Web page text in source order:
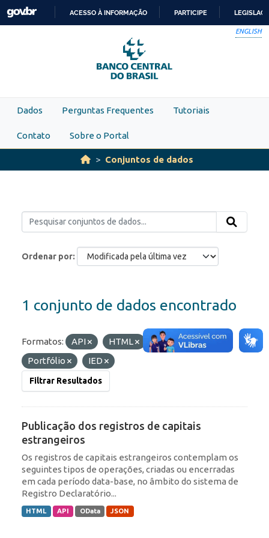
Skip to main content
PARA
O
CONTEÚDO
ACESSO À INFORMAÇÃO PARTICIPE
ENGLISH
Dados Perguntas Frequentes Tutoriais
Contato Sobre o Portal
Conjuntos de dados
Ordenar por
1 conjunto de dados encontrado
Formatos: API HTML
Etiquetas:
Portfólio
IED
Filtrar Resultados
Publicação dos registros de capitais
estrangeiros
Os registros de capitais estrangeiros contemplam os
seguintes tipos de operações, criadas ou encerradas
em cada período data-base, no âmbito do sistema de
Registro Declaratório...
HTML API OData JSON